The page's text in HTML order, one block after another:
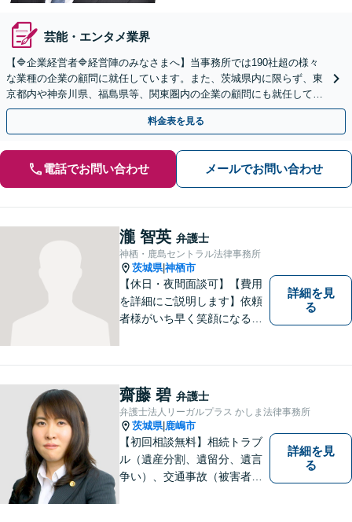
芸能・エンタメ業界
【🔷企業経営者🔷経営陣のみなさまへ】当事務所では190社超の様々
な業種の企業の顧問に就任しています。また、茨城県内に限らず、東
京都内や神奈川県、福島県等、関東圏内の企業の顧問にも就任してい
る実績があります。お気軽にお問い合わせください。
料金表を見る
電話でお問い合わせ メールでお問い合わせ
瀧 智英 弁護士
神栖・鹿島セントラル法律事務所
茨城県|神栖市
【休日・夜間面談可】【費用
を詳細にご説明します】依頼
者様がいち早く笑顔になるよ
す。鹿行地区に限らず、千葉
県香取市や銚子市などにお住
まいの皆さまからのご相談も
積極的にお受けしています。
詳細を見
る
齋藤 碧 弁護士
弁護士法人リーガルプラス かしま法律事務所
茨城県| 鹿嶋市
【初回相談無料】相続トラブ
ル（遺産分割、遺留分、遺言
争い）、交通事故（被害者
詳細を見
る